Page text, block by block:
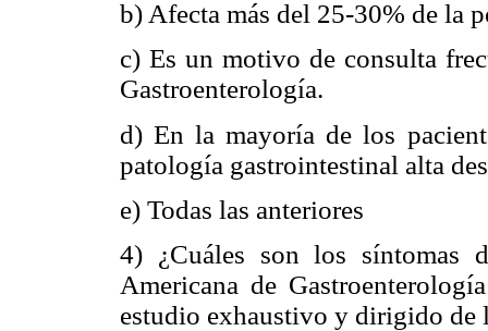
b) Afecta más del 25-30% de la
c) Es un motivo de consulta
Gastroenterología.
d) En la mayoría de los
patología gastrointestinal alta
e) Todas las anteriores
4) ¿Cuáles son los síntomas
Americana de
estudio exhaustivo y dirigido de